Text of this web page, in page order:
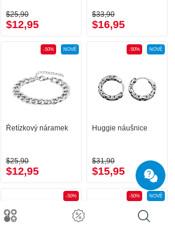
$25,90
$12,95
$33,90
$16,95
NOVÉ
-50%
Řetízkový náramek
$25,90
$12,95
NOVÉ
-50%
Huggie náušnice
$31,90
$15,95
-50% NOVÉ
-50%